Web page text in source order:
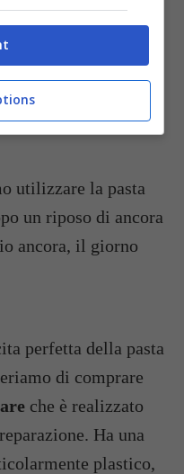
di sfogliatura
e l'altra,
per 30 minuti.
un riposo di ancora
ancora, il giorno
perfetta della pasta
di comprare
che è realizzato
Ha una
plastico,